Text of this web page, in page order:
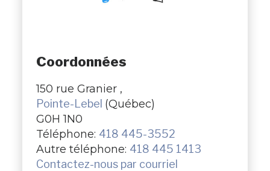
Coordonnées
150 rue Granier ,
Pointe-Lebel (Québec)
G0H 1N0
Téléphone: 418 445-3552
Autre téléphone: 418 445 1413
Contactez-nous par courriel